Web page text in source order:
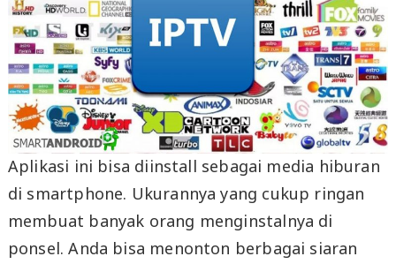
Aplikasi ini bisa diinstall sebagai media hiburan
di smartphone. Ukurannya yang cukup ringan
membuat banyak orang menginstalnya di
ponsel. Anda bisa menonton berbagai siaran